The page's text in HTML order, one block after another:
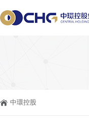
中環控股